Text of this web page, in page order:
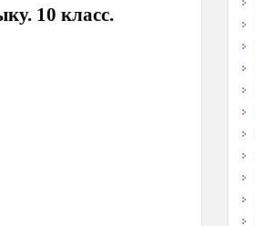
10 класс.